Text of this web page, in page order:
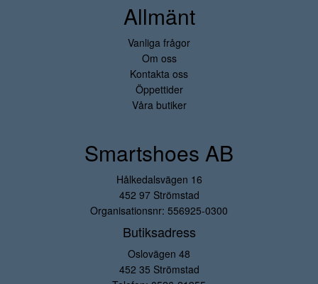
Allmänt
Vanliga frågor
Om oss
Kontakta oss
Öppettider
Våra butiker
Smartshoes AB
Hålkedalsvägen 16
452 97 Strömstad
Organisationsnr: 556925-0300
Butiksadress
Oslovägen 48
452 35 Strömstad